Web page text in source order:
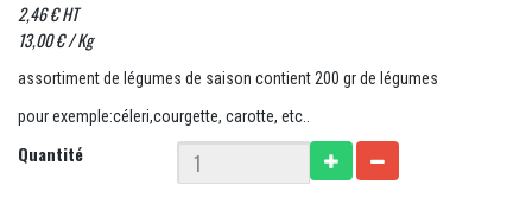
2,46 € HT
13,00 € / Kg
assortiment de légumes de saison contient 200 gr de légumes
pour exemple:céleri,courgette, carotte, etc..
Quantité